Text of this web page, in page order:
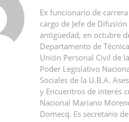
Ex funcionario de
cargo de Jefe de
antigüedad, en octubre
Departamento de
Unión Personal Civil de
Poder Legislativo
Sociales de la U.B.A.
y Encuentros de interés
Nacional Mariano
Domecq. Es secretario